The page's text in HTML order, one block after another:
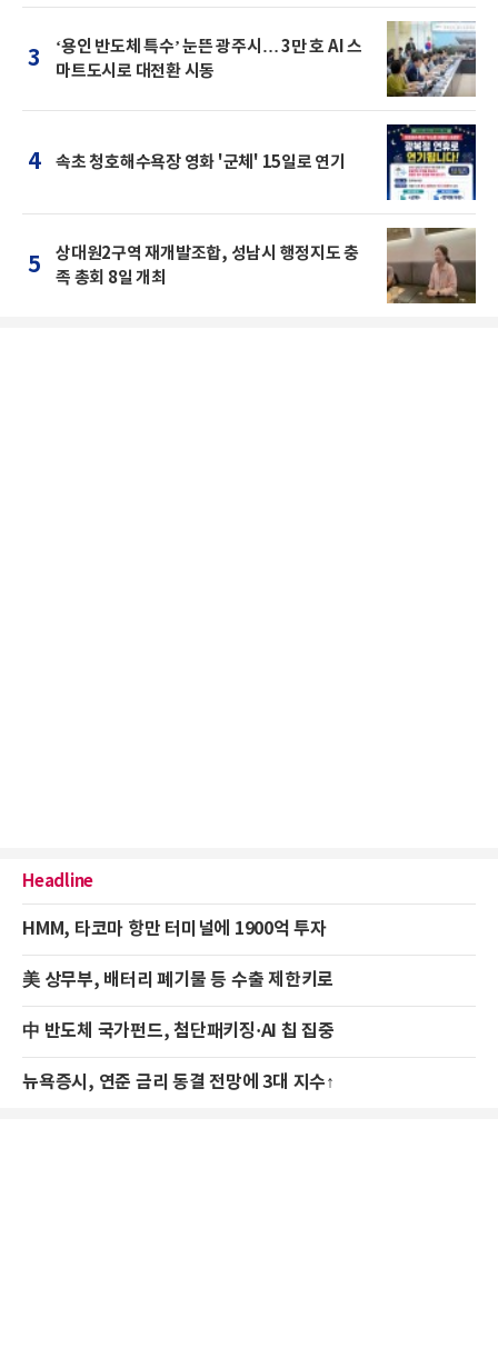
3
‘용인 반도체 특수’ 눈뜬 광주시… 3만 호 AI 스
마트도시로 대전환 시동
4 속초 청호해수욕장 영화 '군체' 15일로 연기
5
상대원2구역 재개발조합, 성남시 행정지도 충
족 총회 8일 개최
Headline
HMM, 타코마 항만 터미널에 1900억 투자
美 상무부, 배터리 폐기물 등 수출 제한키로
中 반도체 국가펀드, 첨단패키징·AI 칩 집중
뉴욕증시, 연준 금리 동결 전망에 3대 지수↑